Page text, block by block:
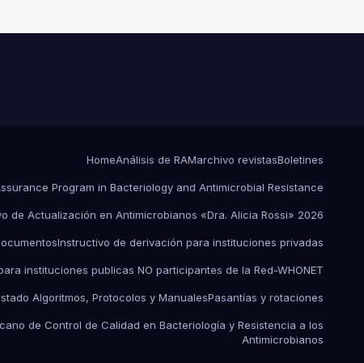
ARGENTINA
HomeAnálisis de RAMarchivo revistasBoletines
Program in Bacteriology and Antimicrobial Resistance
de Actualización en Antimicrobianos «Dra. Alicia Rossi» 2026
Instructivo de derivación para instituciones privadas
instituciones publicas NO participantes de la Red-WHONET
Algoritmos, Protocolos y ManualesPasantías y rotaciones
de Control de Calidad en Bacteriología y Resistencia a los
Antimicrobianos